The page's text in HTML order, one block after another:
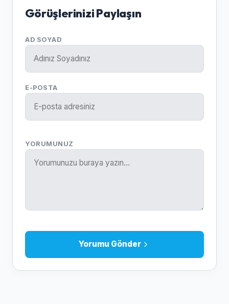
Görüşlerinizi Paylaşın
AD SOYAD
E-POSTA
YORUMUNUZ
Yorumu Gönder